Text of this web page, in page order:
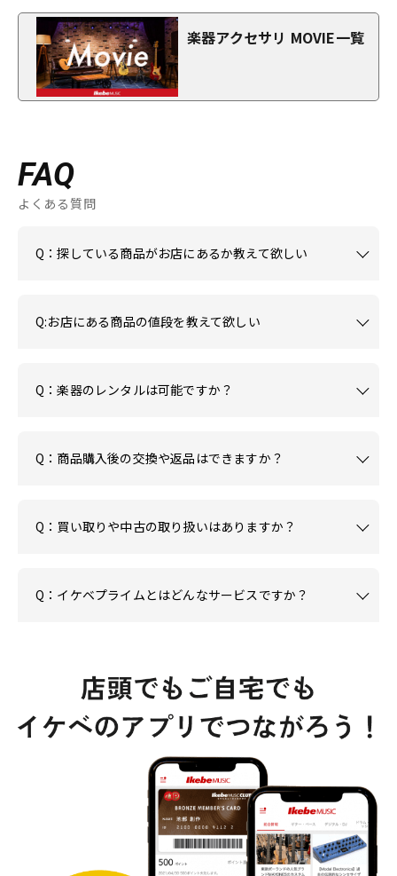
楽器アクセサリ MOVIE一覧
FAQ
よくある質問
Q：探している商品がお店にあるか教えて欲しい
Q:お店にある商品の値段を教えて欲しい
Q：楽器のレンタルは可能ですか？
Q：商品購入後の交換や返品はできますか？
Q：買い取りや中古の取り扱いはありますか？
Q：イケベプライムとはどんなサービスですか？